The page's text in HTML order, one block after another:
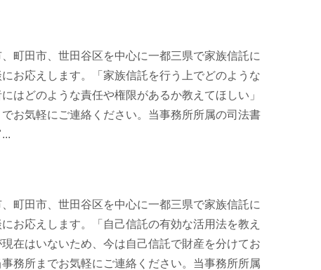
町田市、世田谷区を中心に一都三県で家族信託に
お応えします。「家族信託を行う上でどのような
はどのような責任や権限があるか教えてほしい」
お気軽にご連絡ください。当事務所所属の司法書
町田市、世田谷区を中心に一都三県で家族信託に
お応えします。「自己信託の有効な活用法を教え
在はいないため、今は自己信託で財産を分けてお
務所までお気軽にご連絡ください。当事務所所属